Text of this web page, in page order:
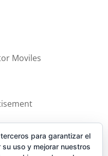
para garantizar el
uso y mejorar nuestros